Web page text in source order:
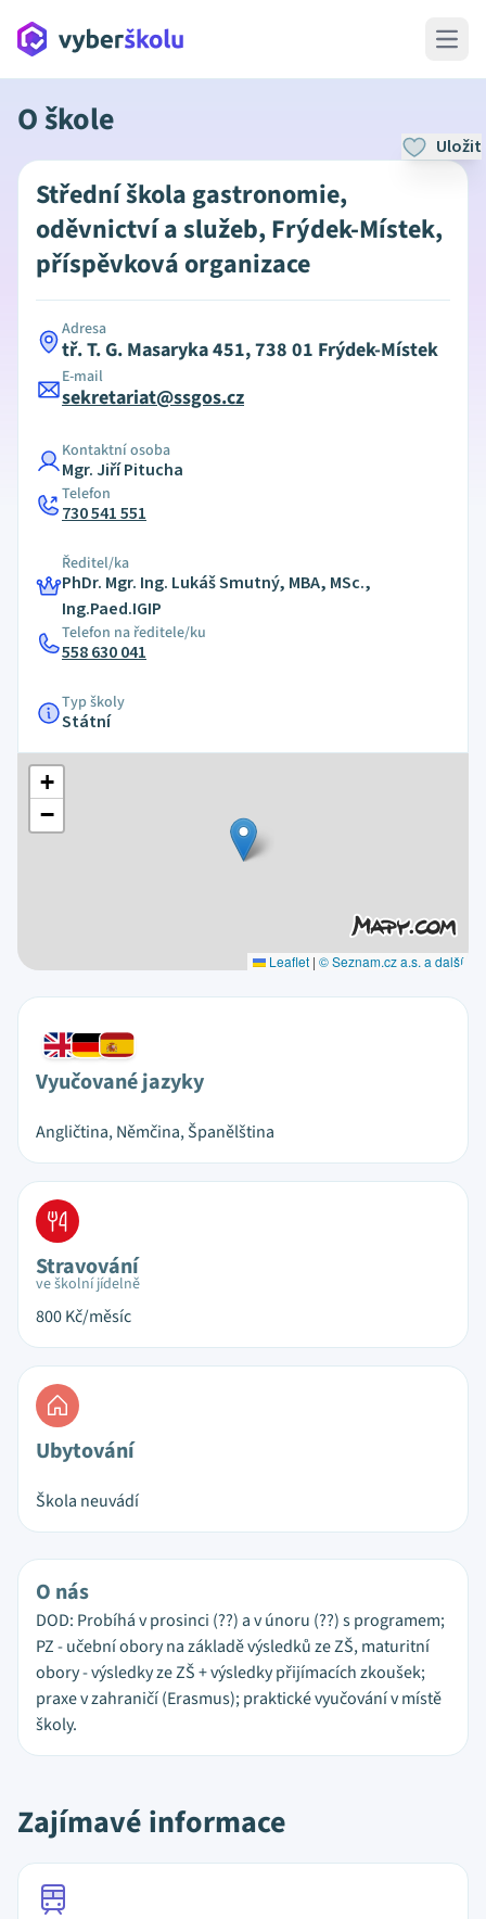
Open
O škole
Uložit
Střední škola gastronomie,
oděvnictví a služeb, Frýdek-Místek,
příspěvková organizace
Adresa
tř. T. G. Masaryka 451, 738 01 Frýdek-Místek
E-mail
sekretariat@ssgos.cz
Kontaktní osoba
Mgr. Jiří Pitucha
Telefon
730 541 551
Ředitel/ka
PhDr. Mgr. Ing. Lukáš Smutný, MBA, MSc.,
Ing.Paed.IGIP
Telefon na ředitele/ku
558 630 041
Typ školy
Státní
+
−
Leaflet | © Seznam.cz a.s. a další
Vyučované jazyky
Angličtina, Němčina, Španělština
Stravování
ve školní jídelně
800Kč/měsíc
Ubytování
Škola neuvádí
O nás
DOD: Probíhá v prosinci (??) a v únoru (??) s programem;
PZ - učební obory na základě výsledků ze ZŠ, maturitní
obory - výsledky ze ZŠ + výsledky přijímacích zkoušek;
praxe v zahraničí (Erasmus); praktické vyučování v místě
školy.
Zajímavé informace